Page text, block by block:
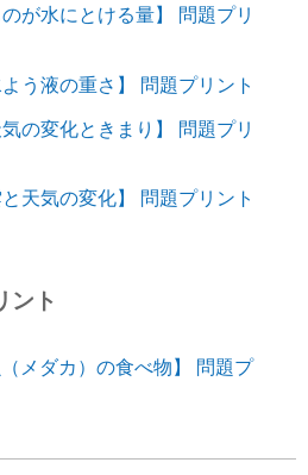
が水にとける量】 問題プリ
う液の重さ】 問題プリント
の変化ときまり】 問題プリ
天気の変化】 問題プリント
ント
メダカ）の食べ物】 問題プ